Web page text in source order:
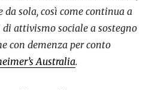
da sola, così come continua a
attivismo sociale a sostegno
con demenza per conto
Australia.